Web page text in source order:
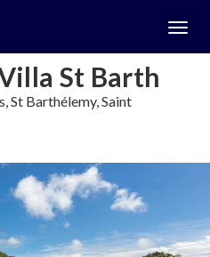
St Barth
St Barthélemy, Saint